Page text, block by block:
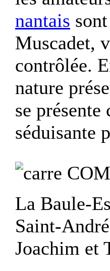
nantais
Muscadet,
contrôlée.
nature
se
séduisante
La Baule-
Saint-
Joachim et